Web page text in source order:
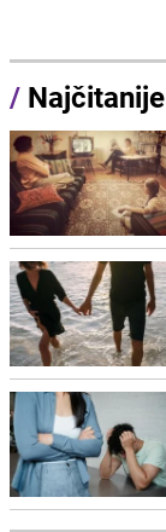
/ Najčitanije